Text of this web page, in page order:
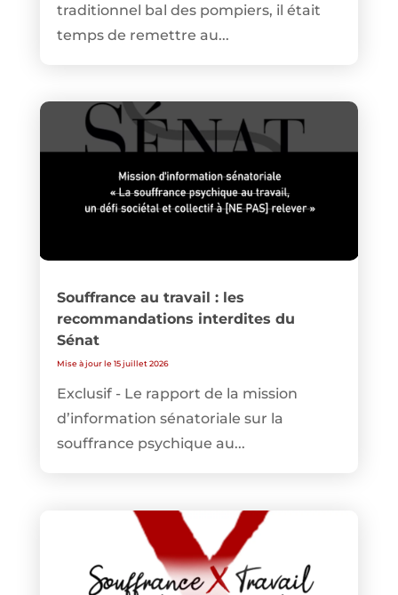
traditionnel bal des pompiers, il était
temps de remettre au...
Souffrance au travail : les
recommandations interdites du
Sénat
Mise à jour le 15 juillet 2026
Exclusif - Le rapport de la mission
d’information sénatoriale sur la
souffrance psychique au...